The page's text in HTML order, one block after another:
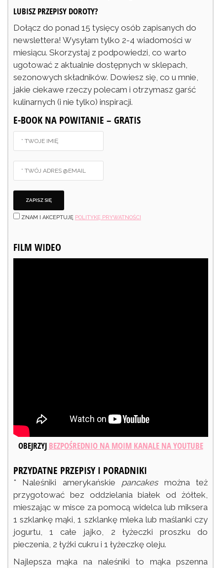
LUBISZ PRZEPISY DOROTY?
Dołącz do ponad 15 tysięcy osób zapisanych do
newslettera! Wysyłam tylko 2-4 wiadomości w
miesiącu. Skorzystaj z podpowiedzi, co warto
ugotować z aktualnie dostępnych w sklepach,
sezonowych składników. Dowiesz się, co u mnie,
jakie ciekawe rzeczy polecam i otrzymasz garść
kulinarnych (i nie tylko) inspiracji.
E-BOOK NA POWITANIE – GRATIS
ZNAM I AKCEPTUJĘ POLITYKĘ PRYWATNOŚCI
FILM WIDEO
OBEJRZYJ BEZPOŚREDNIO NA MOIM KANALE NA YOUTUBE
PRZYDATNE PRZEPISY I PORADNIKI
* Naleśniki amerykańskie pancakesmożna też
przygotować bez oddzielania białek od żółtek,
mieszając w misce za pomocą widelca lub miksera
1 szklankę mąki, 1 szklankę mleka lub maślanki czy
jogurtu, 1 całe jajko, 2 łyżeczki proszku do
pieczenia, 2 łyżki cukru i 1 łyżeczkę oleju.
Najlepsza mąka na naleśniki to mąka pszenna